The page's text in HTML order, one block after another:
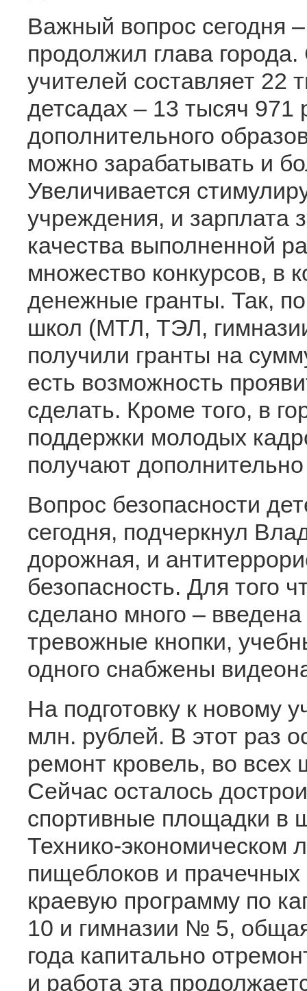
Важный вопрос сегодня
продолжил глава
учителей составляет 22
детсадах – 13 тысяч 971
дополнительного
можно зарабатывать и
Увеличивается
учреждения, и зарплата
качества выполненной
множество конкурсов, в
денежные гранты. Так,
школ (МТЛ, ТЭЛ,
получили гранты на
есть возможность
сделать. Кроме того, в
поддержки молодых
получают
Вопрос безопасности
сегодня, подчеркнул
дорожная, и
безопасность. Для того
сделано много –
тревожные кнопки,
одного снабжены
На подготовку к новому
млн. рублей. В этот раз
ремонт кровель, во
Сейчас осталось
спортивные площадки
Технико-экономическом
пищеблоков и
краевую программу по
10 и гимназии № 5,
года капитально
и работа эта